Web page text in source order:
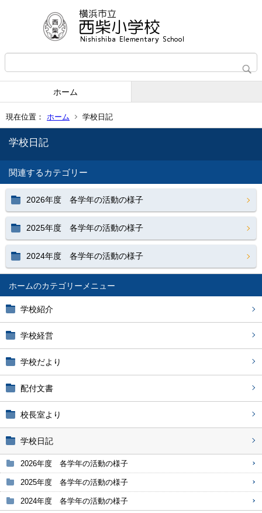
ホーム
現在位置： ホーム 学校日記
ホーム
学校紹介
学校経営
学校だより
配付文書
校長室より
学校日記
2026年度 各学年の活動の様子
2025年度 各学年の活動の様子
2024年度 各学年の活動の様子
学校日記
関連するカテゴリー
2026年度 各学年の活動の様子
2025年度 各学年の活動の様子
2024年度 各学年の活動の様子